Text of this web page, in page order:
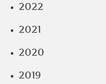
2022
2021
2020
2019